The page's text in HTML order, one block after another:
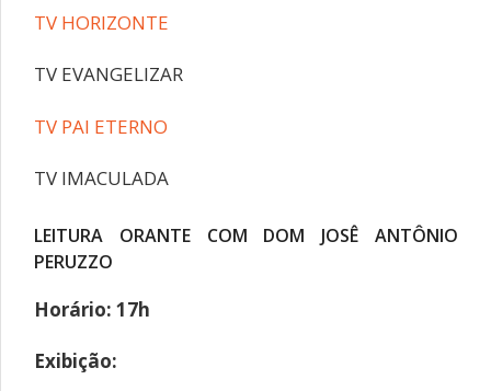
TV HORIZONTE
TV EVANGELIZAR
TV PAI ETERNO
TV IMACULADA
LEITURA ORANTE COM DOM JOSÊ ANTÔNIO
PERUZZO
Horário: 17h
Exibição: